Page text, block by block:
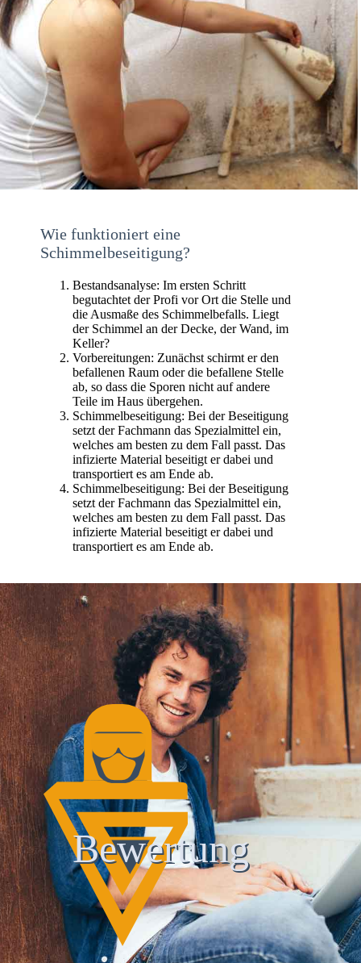
Wie funktioniert eine
Schimmelbeseitigung?
Bestandsanalyse: Im ersten Schritt
begutachtet der Profi vor Ort die Stelle und
die Ausmaße des Schimmelbefalls. Liegt
der Schimmel an der Decke, der Wand, im
Keller?
Vorbereitungen: Zunächst schirmt er den
befallenen Raum oder die befallene Stelle
ab, so dass die Sporen nicht auf andere
Teile im Haus übergehen.
Schimmelbeseitigung: Bei der Beseitigung
setzt der Fachmann das Spezialmittel ein,
welches am besten zu dem Fall passt. Das
infizierte Material beseitigt er dabei und
transportiert es am Ende ab.
Schimmelbeseitigung: Bei der Beseitigung
setzt der Fachmann das Spezialmittel ein,
welches am besten zu dem Fall passt. Das
infizierte Material beseitigt er dabei und
transportiert es am Ende ab.
Bewertung